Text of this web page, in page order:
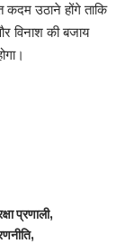
कदम उठाने होंगे ताकि
विनाश की बजाय
प्रणाली